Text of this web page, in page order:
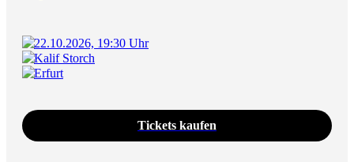
22.10.2026, 19:30 Uhr
Kalif Storch
Erfurt
Tickets kaufen